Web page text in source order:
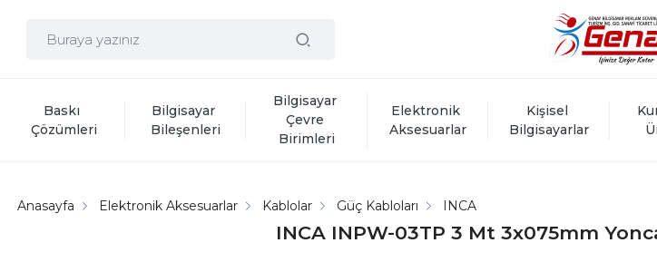
Baskı
Çözümleri
Bilgisayar
Bileşenleri
Bilgisayar
Çevre
Birimleri
Elektronik
Aksesuarlar
Kişisel
Bilgisayarlar
INCA INPW-03TP 3 Mt 3x075mm
Anasayfa Elektronik Aksesuarlar Kablolar Güç Kabloları INCA